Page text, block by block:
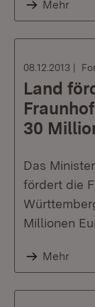
Mehr
08.12.2013
Land
30
Das
fördert die
Millionen
Mehr